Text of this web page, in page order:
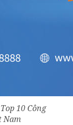
10 Công
Nam